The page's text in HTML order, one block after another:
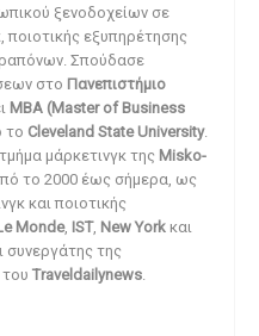
ξενοδοχείων σε
ποιοτικής εξυπηρέτησης
Σπούδασε
στο Πανεπιστήμιο
MBA (Master of Business
το Cleveland State University.
μάρκετινγκ της Misko-
το 2000 έως σήμερα, ως
και ποιοτικής
Monde, IST, New York και
συνεργάτης της
Traveldailynews.